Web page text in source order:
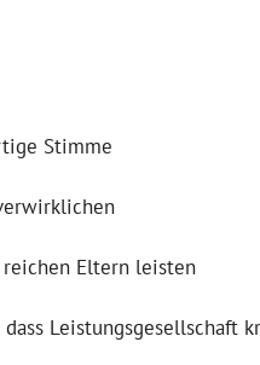
Stimme
Eltern leisten
Leistungsgesellschaft